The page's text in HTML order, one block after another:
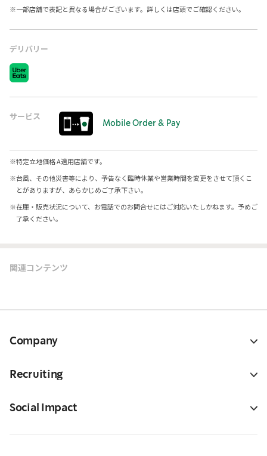
※一部店舗で表記と異なる場合がございます。詳しくは店頭でご確認ください。
デリバリー
サービス
Mobile Order & Pay
※特定立地価格 A適用店舗です。
※台風、その他災害等により、予告なく臨時休業や営業時間を変更をさせて頂くこ
とがありますが、あらかじめご了承下さい。
※在庫・販売状況について、お電話でのお問合せにはご対応いたしかねます。予めご
了承ください。
関連コンテンツ
Company
Recruiting
Social Impact